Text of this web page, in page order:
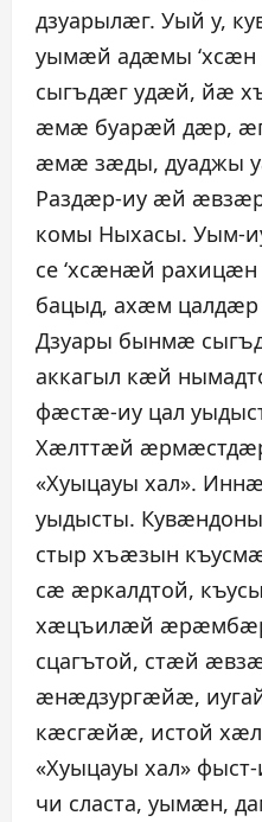
дзуарылæг. Уый у,
уымæй адæмы ‘хсæн
сыгъдæг удæй, йæ
æмæ буарæй дæр,
æмæ зæды, дуаджы
Раздæр-иу æй
комы Ныхасы. Уым-
се ‘хсæнæй
бацыд, ахæм
Дзуары бынмæ
аккагыл кæй
фæстæ-иу цал
Хæлттæй
«Хуыцауы хал».
уыдысты.
стыр хъæзын
сæ æркалдтой,
хæцъилæй
сцагътой, стæй
æнæдзургæйæ,
кæсгæйæ, истой
«Хуыцауы хал»
чи сласта, уымæн,